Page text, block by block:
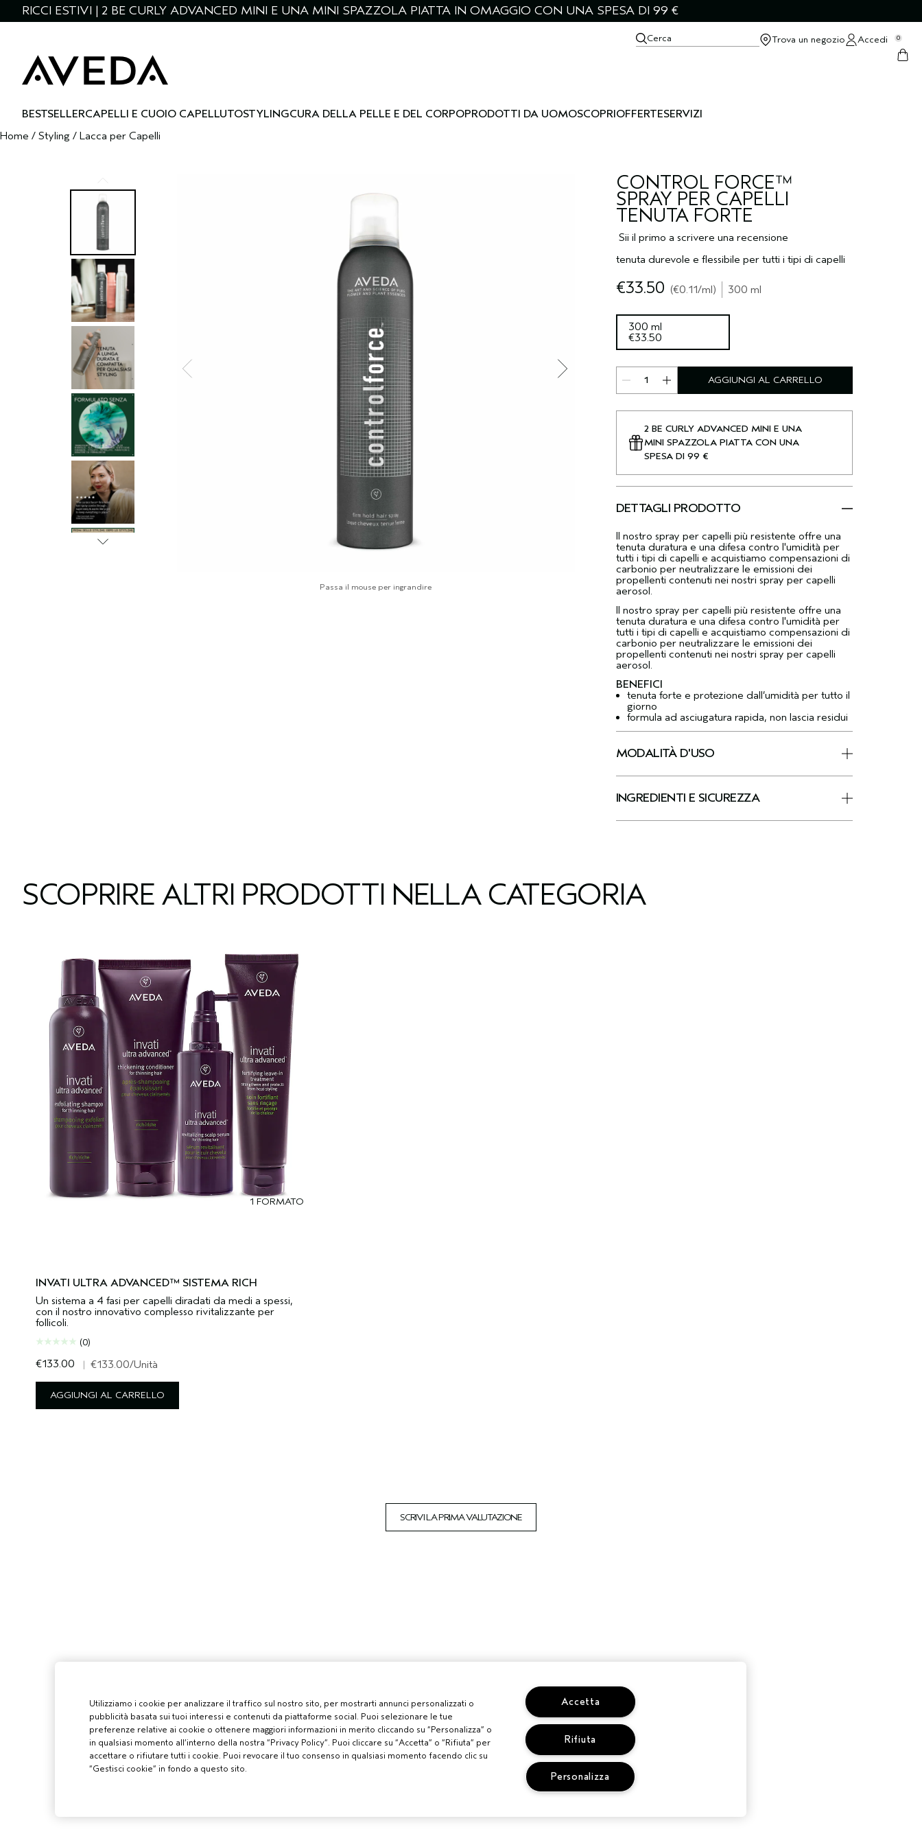
RICCI ESTIVI | 2 BE CURLY ADVANCED MINI E UNA MINI SPAZZOLA PIATTA IN OMAGGIO CON UNA SPESA DI 99 €
Cerca Trova un negozio Accedi 0
BESTSELLERCAPELLI E CUOIO CAPELLUTOSTYLINGCURA DELLA PELLE E DEL CORPOPRODOTTI DA UOMOSCOPRIOFFERTESERVIZI
Home / Styling / Lacca per Capelli
CONTROL FORCE™
SPRAY PER CAPELLI
TENUTA FORTE
Sii il primo a scrivere una recensione
tenuta durevole e flessibile per tutti i tipi di capelli
Passa il mouse per ingrandire
€33.50 €0.11/ml 300 ml
300 ml
€33.50
AGGIUNGI AL CARRELLO
2 BE CURLY ADVANCED MINI E UNA
MINI SPAZZOLA PIATTA CON UNA
SPESA DI 99 €
DETTAGLI PRODOTTO
Il nostro spray per capelli più resistente offre una
tenuta duratura e una difesa contro l'umidità per
tutti i tipi di capelli e acquistiamo compensazioni di
carbonio per neutralizzare le emissioni dei
propellenti contenuti nei nostri spray per capelli
aerosol.
Il nostro spray per capelli più resistente offre una
tenuta duratura e una difesa contro l'umidità per
tutti i tipi di capelli e acquistiamo compensazioni di
carbonio per neutralizzare le emissioni dei
propellenti contenuti nei nostri spray per capelli
aerosol.
BENEFICI
tenuta forte e protezione dall’umidità per tutto il
giorno
formula ad asciugatura rapida, non lascia residui
MODALITÀ D'USO
INGREDIENTI E SICUREZZA
SCOPRIRE ALTRI PRODOTTI NELLA CATEGORIA
1 FORMATO
INVATI ULTRA ADVANCED™ SISTEMA RICH
Un sistema a 4 fasi per capelli diradati da medi a spessi,
con il nostro innovativo complesso rivitalizzante per
follicoli.
(0)
€133.00 | €133.00/Unità
AGGIUNGI AL CARRELLO
SCRIVI LA PRIMA VALUTAZIONE
Utilizziamo i cookie per analizzare il traffico sul nostro sito, per mostrarti annunci personalizzati o
pubblicità basata sui tuoi interessi e contenuti da piattaforme social. Puoi selezionare le tue
preferenze relative ai cookie o ottenere maggiori informazioni in merito cliccando su “Personalizza” o
in qualsiasi momento all’interno della nostra “Privacy Policy”. Puoi cliccare su “Accetta” o “Rifiuta” per
accettare o rifiutare tutti i cookie. Puoi revocare il tuo consenso in qualsiasi momento facendo clic su
“Gestisci cookie” in fondo a questo sito.
Accetta
Rifiuta
Personalizza